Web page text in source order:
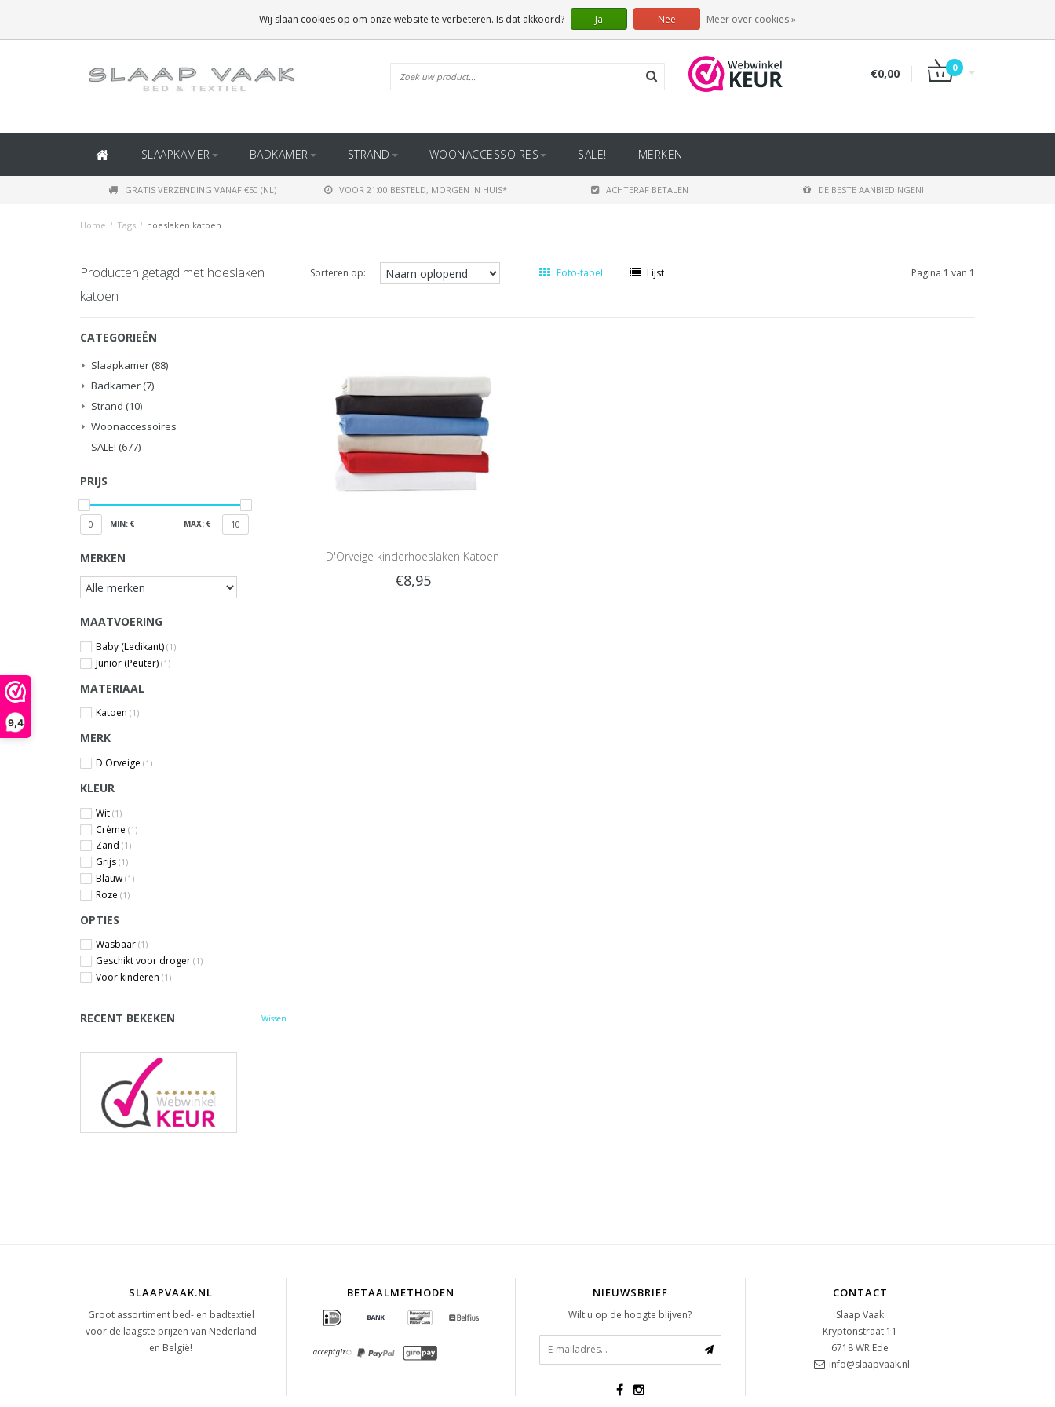
9,4
(BINNEN BELGIË)
€0,00 0
SLAAPKAMER BADKAMER STRAND WOONACCESSOIRES SALE! MERKEN
GRATIS VERZENDING VANAF €50 (NL) VOOR 21:00 BESTELD, MORGEN IN HUIS* ACHTERAF BETALEN DE BESTE AANBIEDINGEN!
Home / Tags / hoeslaken katoen
Producten getagd met hoeslaken
katoen
Sorteren op: Foto-tabel Lijst Pagina 1 van 1
CATEGORIEËN
Slaapkamer (88)
Badkamer (7)
Strand (10)
Woonaccessoires
SALE! (677)
PRIJS
0 MIN: € MAX: € 10
MERKEN
MAATVOERING
Baby (Ledikant) (1)
Junior (Peuter) (1)
MATERIAAL
Katoen (1)
MERK
D'Orveige (1)
KLEUR
Wit (1)
Crème (1)
Zand (1)
Grijs (1)
Blauw (1)
Roze (1)
OPTIES
Wasbaar (1)
Geschikt voor droger (1)
Voor kinderen (1)
RECENT BEKEKEN Wissen
D'Orveige kinderhoeslaken Katoen
€8,95
SLAAPVAAK.NL
Groot assortiment bed- en badtextiel
voor de laagste prijzen van Nederland
en België!
BETAALMETHODEN NIEUWSBRIEF
Wilt u op de hoogte blijven?
CONTACT
Slaap Vaak
Kryptonstraat 11
6718 WR Ede
info@slaapvaak.nl
Wij slaan cookies op om onze website te verbeteren. Is dat akkoord? Ja Nee Meer over cookies »